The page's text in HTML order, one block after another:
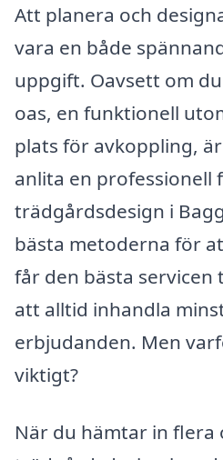
Att planera och
vara en både
uppgift. Oavsett om
oas, en funktionell
plats för avkoppling,
anlita en professionell
trädgårdsdesign i
bästa metoderna för
får den bästa
att alltid inhandla
erbjudanden. Men
viktigt?
När du hämtar in flera